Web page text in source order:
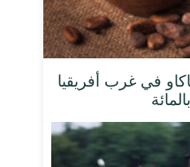
في غرب أفريقيا